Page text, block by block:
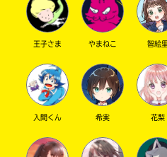
キーワー
王子さま やまねこ 智絵里
入間くん 希実 花梨